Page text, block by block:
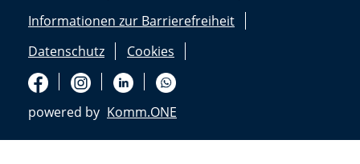
Informationen zur Barrierefreiheit
Datenschutz
Cookies
powered by Komm.ONE